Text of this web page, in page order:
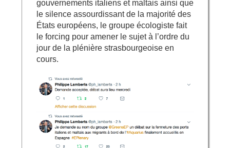
gouvernements italiens et maltais ainsi que
le silence assourdissant de la majorité des
États européens, le groupe écologiste fait
le forcing pour amener le sujet à l’ordre du
jour de la plénière strasbourgeoise en
cours.